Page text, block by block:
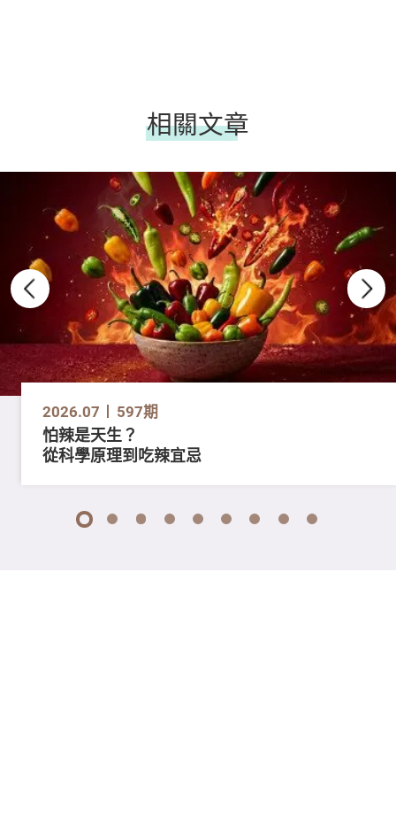
相關文章
2026.07 597期
怕辣是天生？
從科學原理到吃辣宜忌
1 2 3 4 5 6 7 8 9